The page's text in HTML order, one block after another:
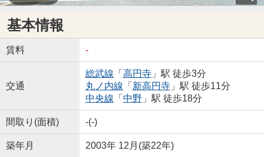
基本情報
賃料 -
交通
総武線 「 高円寺」駅 徒歩3分
丸ノ内線 「 新高円寺」駅 徒歩11分
中央線 「 中野 」駅 徒歩18分
間取り(面積) -(-)
築年月 2003年 12月(築22年)